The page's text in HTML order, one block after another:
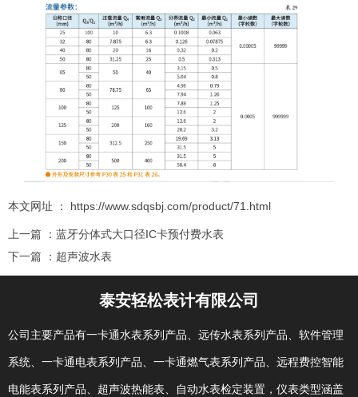
本文网址 ： https://www.sdqsbj.com/product/71.html
上一篇 ： 蓝牙分体式大口径IC卡预付费水表
下一篇 ： 超声波水表
相关推荐
泰安轻松表计有限公司
公司主要产品有一卡通水表系列产品、远传水表系列产品、软件管理
系统、一卡通电表系列产品、一卡通燃气表系列产品、远程费控智能
电能表系列产品、超声波热能表、自动水表检定装置，仪表类型涵盖